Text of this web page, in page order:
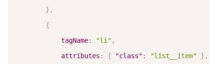
} ,
{
tagName: "li" ,
attributes : { "class" : "list__item" } ,